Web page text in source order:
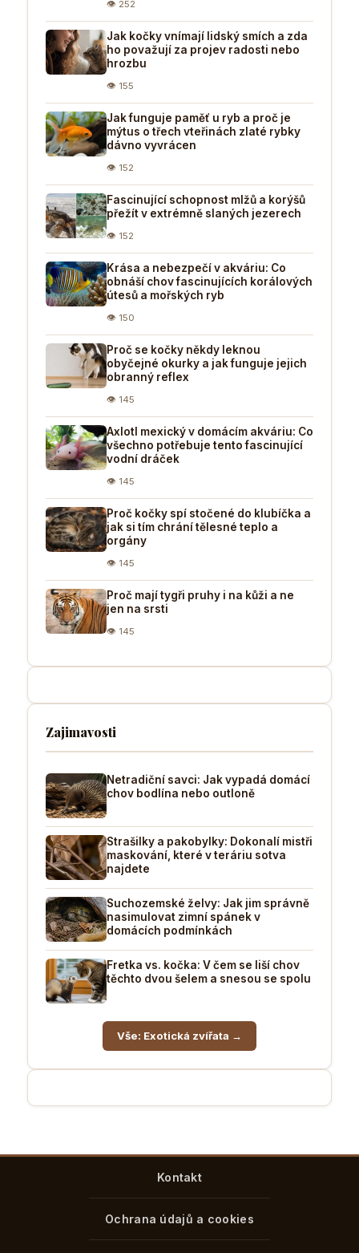
👁 252
Jak kočky vnímají lidský smích a zda
ho považují za projev radosti nebo
hrozbu
👁 155
Jak funguje paměť u ryb a proč je
mýtus o třech vteřinách zlaté rybky
dávno vyvrácen
👁 152
Fascinující schopnost mlžů a korýšů
přežít v extrémně slaných jezerech
👁 152
Krása a nebezpečí v akváriu: Co
obnáší chov fascinujících korálových
útesů a mořských ryb
👁 150
Proč se kočky někdy leknou
obyčejné okurky a jak funguje jejich
obranný reflex
👁 145
Axlotl mexický v domácím akváriu: Co
všechno potřebuje tento fascinující
vodní dráček
👁 145
Proč kočky spí stočené do klubíčka a
jak si tím chrání tělesné teplo a
orgány
👁 145
Proč mají tygři pruhy i na kůži a ne
jen na srsti
👁 145
Zajimavosti
Netradiční savci: Jak vypadá domácí
chov bodlína nebo outloně
Strašilky a pakobylky: Dokonalí mistři
maskování, které v teráriu sotva
najdete
Suchozemské želvy: Jak jim správně
nasimulovat zimní spánek v
domácích podmínkách
Fretka vs. kočka: V čem se liší chov
těchto dvou šelem a snesou se spolu
Vše: Exotická zvířata →
Kontakt
Ochrana údajů a cookies